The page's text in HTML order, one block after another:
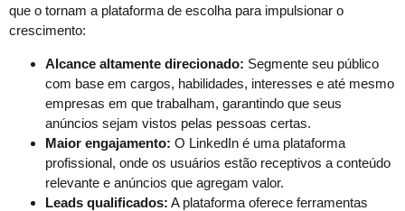
que o tornam a plataforma de escolha para impulsionar o
crescimento:
Alcance altamente direcionado: Segmente seu público
com base em cargos, habilidades, interesses e até mesmo
empresas em que trabalham, garantindo que seus
anúncios sejam vistos pelas pessoas certas.
Maior engajamento: O LinkedIn é uma plataforma
profissional, onde os usuários estão receptivos a conteúdo
relevante e anúncios que agregam valor.
Leads qualificados: A plataforma oferece ferramentas